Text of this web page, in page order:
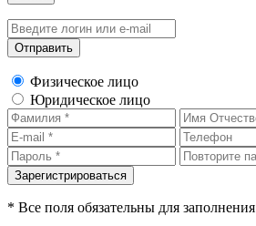
Физическое лицо
Юридическое лицо
* Все поля обязательны для заполнения